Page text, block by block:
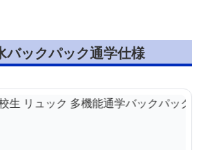
バックパック通学仕様